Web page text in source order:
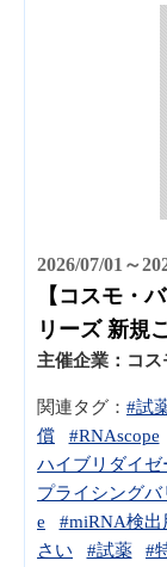
2026/07/01～
【コスモ・
リーズ 新規
主催企業： コ
関連タグ： #試
償
#RNAscope
ハイブリダイゼ
プライシング
e
#miRNA検出
さい
#試薬 #